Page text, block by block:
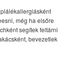
még ha elsőre
segítek feltárni
bevezetlek